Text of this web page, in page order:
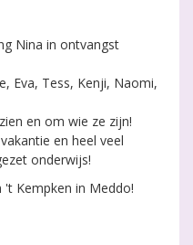
Nina in ontvangst
Eva, Tess, Kenji, Naomi,
en om wie ze zijn!
en heel veel
onderwijs!
Kempken in Meddo!